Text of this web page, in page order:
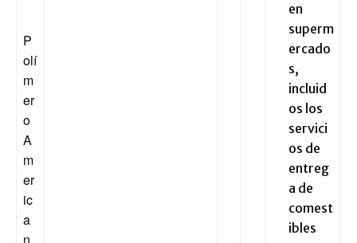
P
olí
m
er
o
A
m
er
ic
a
en
superm
ercado
s,
incluid
os los
servici
os de
entreg
a de
comest
ibles